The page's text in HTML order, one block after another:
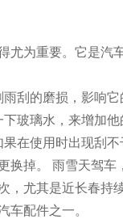
尤为重要。它是
刮的磨损，影响它
玻璃水，来增加他
在使用时出现刮
掉。 雨雪天驾车
尤其是近长春持
车配件之一。